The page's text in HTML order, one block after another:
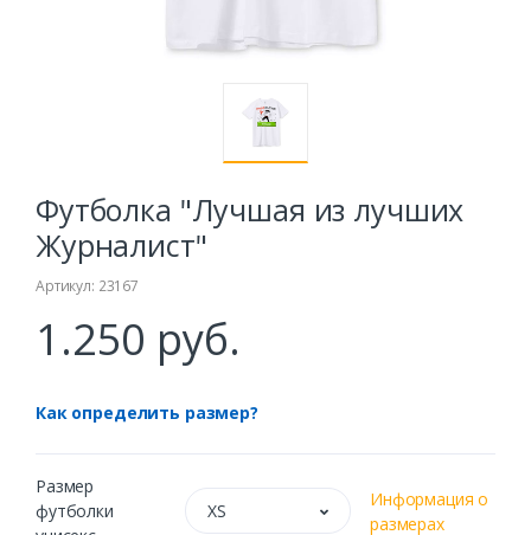
Футболка "Лучшая из лучших
Журналист"
Артикул: 23167
1.250 руб.
Как определить размер?
Размер
футболки
XS
Информация о
размерах